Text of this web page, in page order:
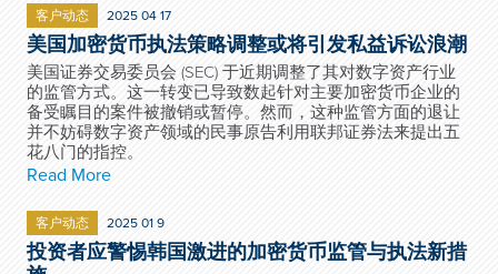
客户动态 2025 04 17
美国加密货币执法策略调整或将引发私益诉讼浪潮
美国证券交易委员会 (SEC) 于近期调整了其对数字资产行业
的监管方式。这一转变已导致数起针对主要加密货币企业的
备受瞩目的案件被撤销或暂停。然而，这种监管方面的退让
并不妨碍数字资产领域的民事原告利用联邦证券法来提出五
花八门的指控。
Read More
客户动态 2025 01 9
投资者应警惕韩国激进的加密货币监管与执法新措